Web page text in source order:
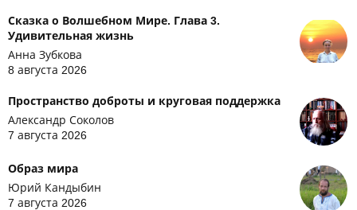
Сказка о Волшебном Мире. Глава 3.
Удивительная жизнь
Анна Зубкова
8 августа 2026
Пространство доброты и круговая поддержка
Александр Соколов
7 августа 2026
Образ мира
Юрий Кандыбин
7 августа 2026